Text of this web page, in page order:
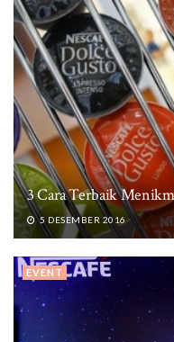
3 Cara Terbaik
5 DESEMBER 2016
EVENT